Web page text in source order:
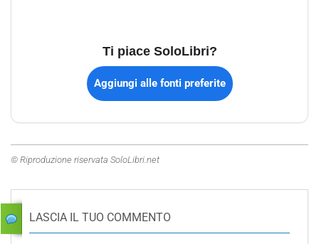
Ti piace SoloLibri?
Aggiungi alle fonti preferite
© Riproduzione riservata SoloLibri.net
LASCIA IL TUO COMMENTO